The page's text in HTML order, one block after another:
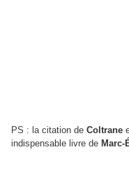
PS : la citation de Coltrane
indispensable livre de Marc-